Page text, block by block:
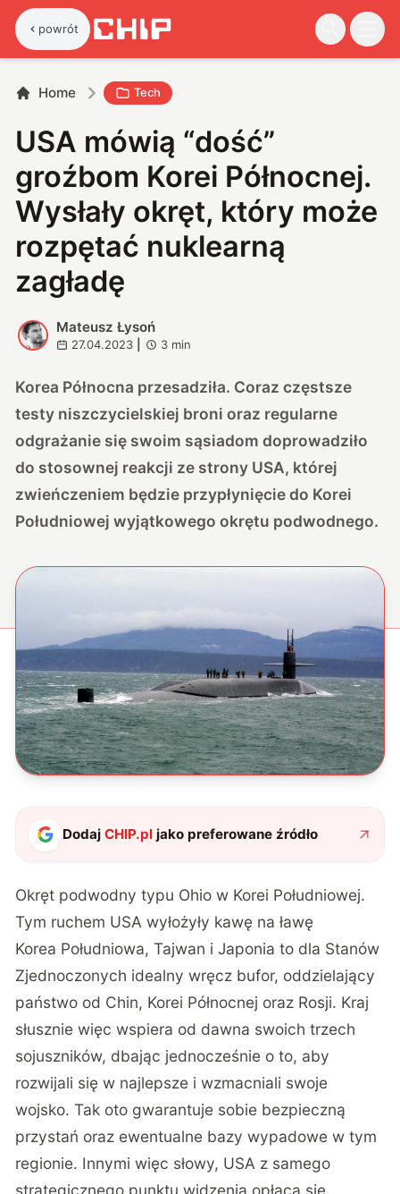
powrót
Home Tech
USA mówią “dość”
groźbom Korei Północnej.
Wysłały okręt, który może
rozpętać nuklearną
zagładę
M
Mateusz Łysoń
27.04.2023 3 min
Korea Północna przesadziła. Coraz częstsze
testy niszczycielskiej broni oraz regularne
odgrażanie się swoim sąsiadom doprowadziło
do stosownej reakcji ze strony USA, której
zwieńczeniem będzie przypłynięcie do Korei
Południowej wyjątkowego okrętu podwodnego.
DodajCHIP.pl jako preferowane źródło
Okręt podwodny typu Ohio w Korei Południowej.
Tym ruchem USA wyłożyły kawę na ławę
Korea Południowa, Tajwan i Japonia to dla Stanów
Zjednoczonych idealny wręcz bufor, oddzielający
państwo od Chin, Korei Północnej oraz Rosji. Kraj
słusznie więc wspiera od dawna swoich trzech
sojuszników, dbając jednocześnie o to, aby
rozwijali się w najlepsze i wzmacniali swoje
wojsko. Tak oto gwarantuje sobie bezpieczną
przystań oraz ewentualne bazy wypadowe w tym
regionie. Innymi więc słowy, USA z samego
strategicznego punktu widzenia opłaca się